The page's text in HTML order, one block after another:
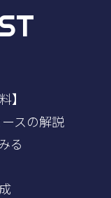
】
スの解説
る